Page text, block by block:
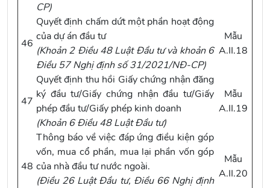
CP)
46
Quyết định chấm dứt một phần hoạt động
của dự án đầu tư
(Khoản 2 Điều 48 Luật Đầu tưvà khoản 6
Điều 57 Nghị định số 31/2021/NĐ-CP)
Mẫu
A.II.18
47
Quyết định thu hồi Giấy chứng nhận đăng
ký đầu tư/Giấy chứng nhận đầu tư/Giấy
phép đầu tư/Giấy phép kinh doanh
(Khoản 6 Điều 48 Luật Đầu tư)
Mẫu
A.II.19
48
Thông báo về việc đáp ứng điều kiện góp
vốn, mua cổ phần, mua lại phần vốn góp
của nhà đầu tư nước ngoài.
(Điều 26 Luật Đầu tư, Điều 66 Nghị định
Mẫu
A.II.20